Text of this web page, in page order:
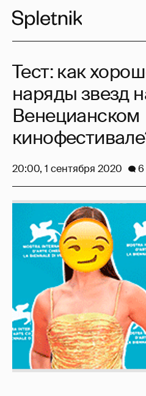
Тест: как
наряды звезд
Венецианском
20:00, 1 сентября 2020 6